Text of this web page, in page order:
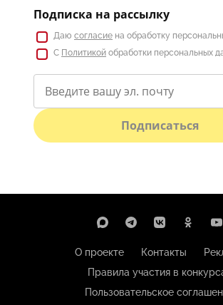
Подписка на рассылку
Даю согласие на обработку
С Политикой обработки персональных
Подписаться
О проекте Контакты
Правила участия в
Пользовательское